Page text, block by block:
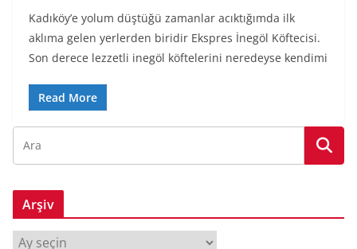
Kadıköy’e yolum düştüğü zamanlar acıktığımda ilk
aklıma gelen yerlerden biridir Ekspres İnegöl Köftecisi.
Son derece lezzetli inegöl köftelerini neredeyse kendimi
Read More
Arşiv